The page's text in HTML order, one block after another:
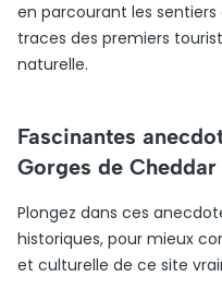
en parcourant les
traces des premiers
naturelle.
Fascinantes
Gorges de Cheddar
Plongez dans ces
historiques, pour mieux
et culturelle de ce site